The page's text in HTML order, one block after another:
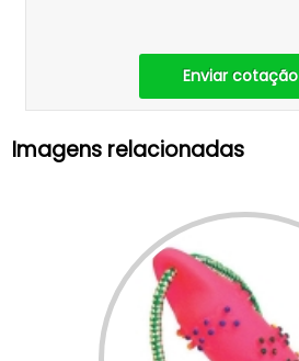
Enviar cotação
Imagens relacionadas